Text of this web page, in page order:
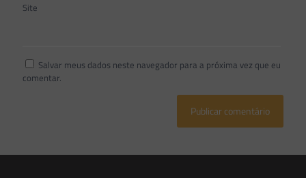
Site
Salvar meus dados neste navegador para a próxima vez que eu
comentar.